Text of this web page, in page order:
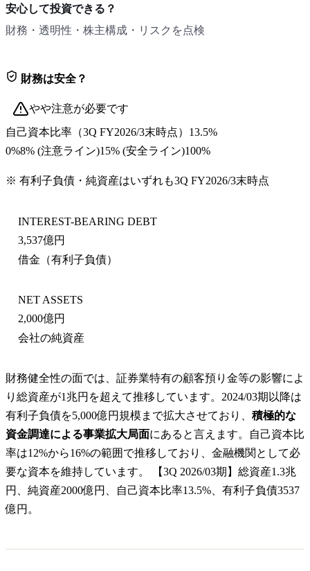
安心して投資できる？
財務・透明性・株主構成・リスクを点検
財務は安全？
やや注意が必要です
自己資本比率 （3Q FY2026/3末時点） 13.5%
0%8% (注意ライン)15% (安全ライン)100%
※ 有利子負債・純資産はいずれも3Q FY2026/3末時点
INTEREST-BEARING DEBT
3,537億円
借金（有利子負債）
NET ASSETS
2,000億円
会社の純資産
財務健全性の面では、証券業特有の顧客預り金等の影響によ
り総資産が1兆円を超えて推移しています。2024/03期以降は
有利子負債を5,000億円規模まで拡大させており、 積極的な
資金調達による事業拡大局面にあると言えます。自己資本比
率は12%から16%の範囲で推移しており、金融機関として必
要な資本を維持しています。 【3Q 2026/03期】総資産1.3兆
円、純資産2000億円、自己資本比率13.5%、有利子負債3537
億円。